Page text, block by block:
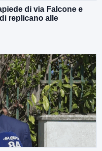
di via Falcone e
replicano alle